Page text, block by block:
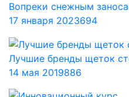
Вопреки снежным
17 января 2023694
Лучшие бренды щеток
14 мая 2019886